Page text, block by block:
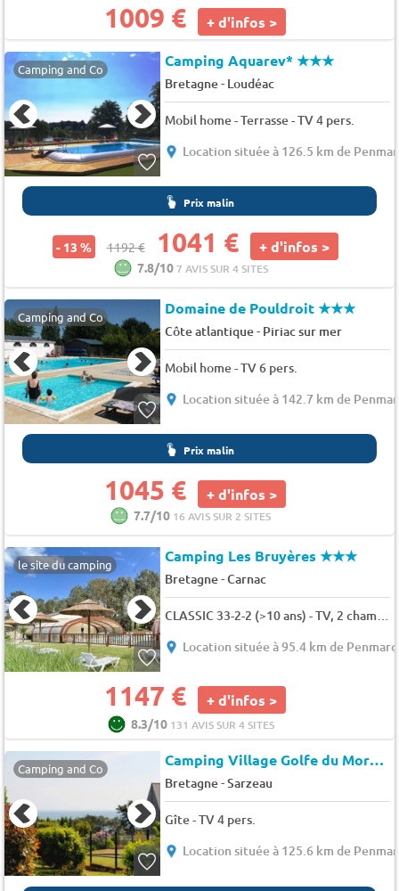
1009 € + d'infos >
Camping and Co Camping Aquarev*★★★
Bretagne- Loudéac
Mobil home - Terrasse - TV 4 pers.
Location située à 126.5 km de
Prix malin
- 13 % 1192 € 1041 € + d'infos >
7.8/107 AVIS SUR 4 SITES
Camping and Co Domaine de Pouldroit★★★
Côte atlantique- Piriac sur mer
Mobil home - TV 6 pers.
Location située à 142.7 km de
Prix malin
1045 € + d'infos >
7.7/10 16 AVIS SUR 2 SITES
le site du camping Camping Les Bruyères★★★
Bretagne-Carnac
CLASSIC 33-2-2 (>10 ans) - TV, 2 chambres + 2 salles de bain, env 33m² - MAX 4 ADULTES / 6 pers.
Location située à 95.4 km de
1147 € + d'infos >
8.3/10 131 AVIS SUR 4 SITES
Camping and Co Camping Village Golfe du Morbihan
Bretagne-Sarzeau
Gîte - TV 4 pers.
Location située à 125.6 km de